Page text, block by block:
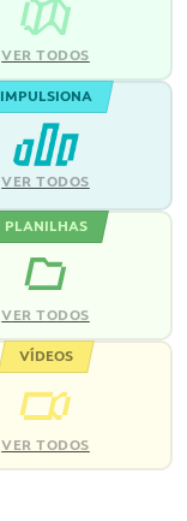
VER TODOS
IMPULSIONA
VER TODOS
PLANILHAS
VER TODOS
VÍDEOS
VER TODOS